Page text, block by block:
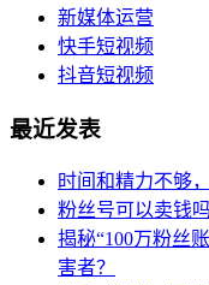
新媒体运营
快手短视频
抖音短视频
最近发表
时间和精力不够
粉丝号可以卖钱
揭秘“100万粉丝
害者？